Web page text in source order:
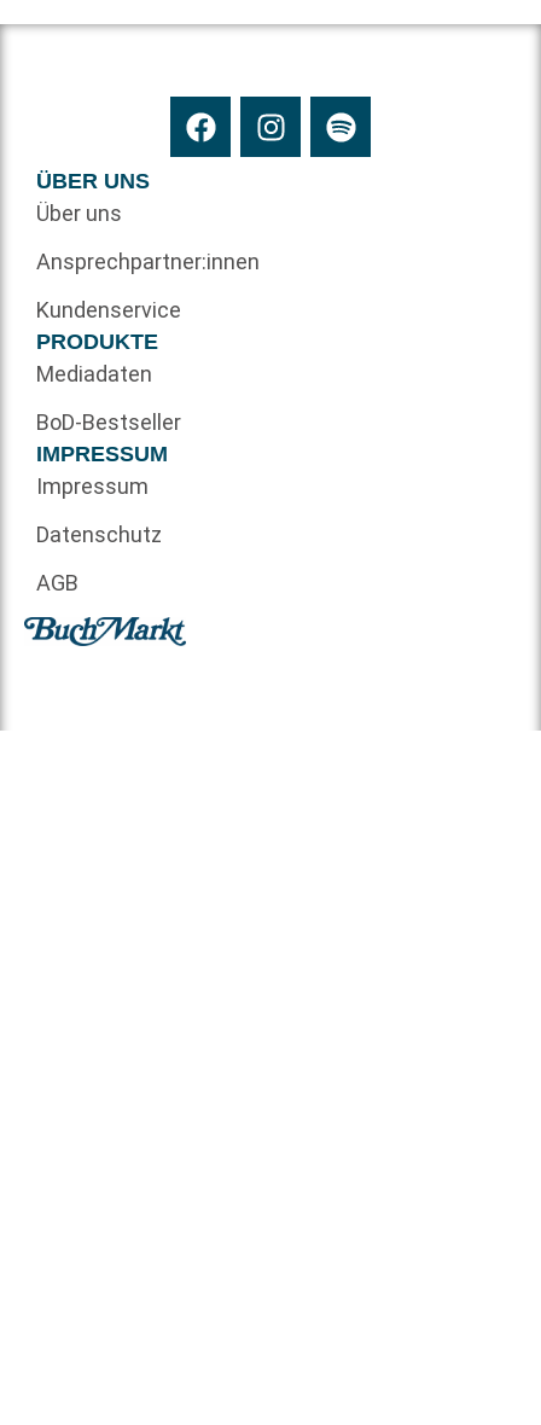
ÜBER UNS
Über uns
Ansprechpartner:innen
Kundenservice
PRODUKTE
Mediadaten
BoD-Bestseller
IMPRESSUM
Impressum
Datenschutz
AGB